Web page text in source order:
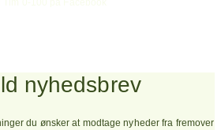
nyhedsbrev
du ønsker at modtage nyheder fra fremover